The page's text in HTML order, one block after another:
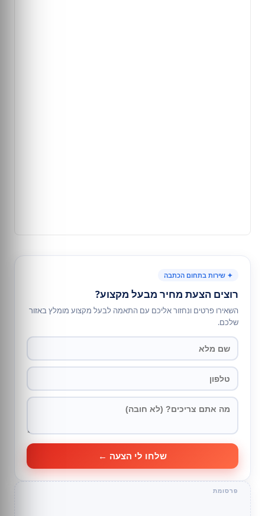
✦ שירות בתחום הכתבה
רוצים הצעת מחיר מבעל מקצוע?
השאירו פרטים ונחזור אליכם עם התאמה לבעל מקצוע מומלץ באזור
שלכם.
שלחו לי הצעה ←